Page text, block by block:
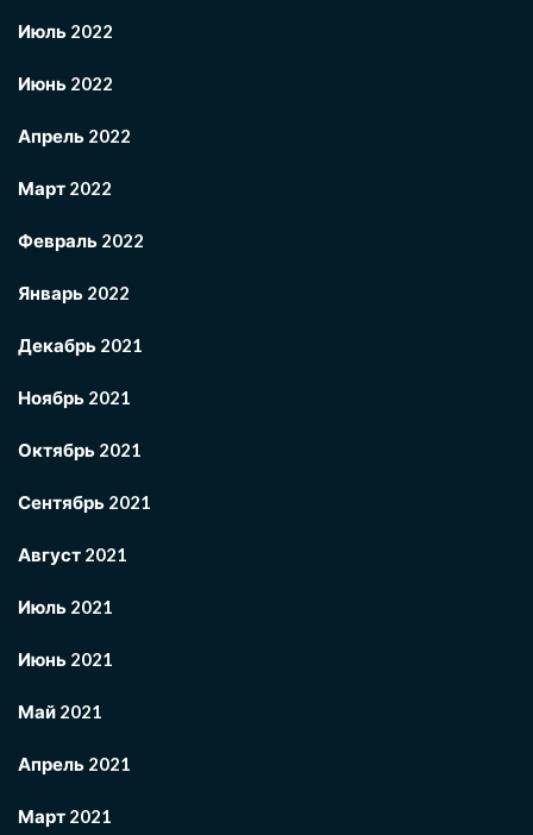
Июль 2022
Июнь 2022
Апрель 2022
Март 2022
Февраль 2022
Январь 2022
Декабрь 2021
Ноябрь 2021
Октябрь 2021
Сентябрь 2021
Август 2021
Июль 2021
Июнь 2021
Май 2021
Апрель 2021
Март 2021